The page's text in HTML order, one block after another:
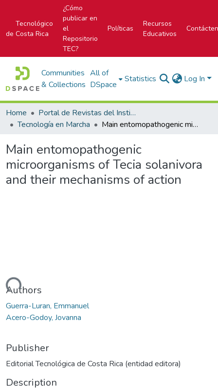
Tecnológico
de Costa Rica
¿Cómo
publicar en
el
Repositorio
TEC?
Políticas
Recursos
Educativos
Communities
& Collections
All of
DSpace
Statistics Log In
Home
Portal de Revistas del Instituto Tecnológico de Costa Rica
Tecnología en Marcha
Main entomopathogenic microorganisms of Tecia solanivora and their mechanisms of action
Main entomopathogenic
microorganisms of Tecia solanivora
and their mechanisms of action
Authors
Guerra-Luran, Emmanuel
Acero-Godoy, Jovanna
Publisher
Editorial Tecnológica de Costa Rica (entidad editora)
Description